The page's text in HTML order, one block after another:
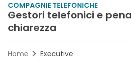
COMPAGNIE TELEFONICHE
Gestori telefonici e
chiarezza
Home Executive